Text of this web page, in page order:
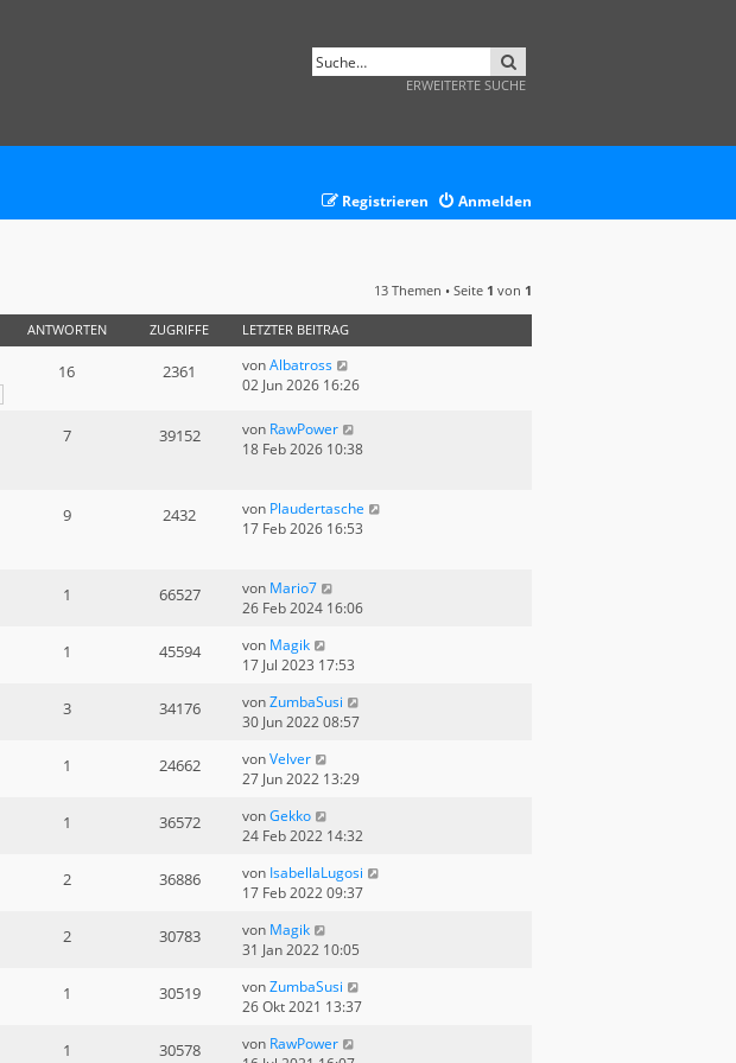
ERWEITERTE SUCHE
Anmelden
Registrieren
13 Themen • Seite 1 von 1
ANTWORTEN ZUGRIFFE LETZTER BEITRAG
16 2361 vonAlbatross
02 Jun 2026 16:26
7 39152 von RawPower
18 Feb 2026 10:38
9 2432 von Plaudertasche
17 Feb 2026 16:53
1 66527 von Mario7
26 Feb 2024 16:06
1 45594 von Magik
17 Jul 2023 17:53
3 34176 vonZumbaSusi
30 Jun 2022 08:57
1 24662 vonVelver
27 Jun 2022 13:29
1 36572 vonGekko
24 Feb 2022 14:32
2 36886 von IsabellaLugosi
17 Feb 2022 09:37
2 30783 von Magik
31 Jan 2022 10:05
1 30519 vonZumbaSusi
26 Okt 2021 13:37
1 30578 von RawPower